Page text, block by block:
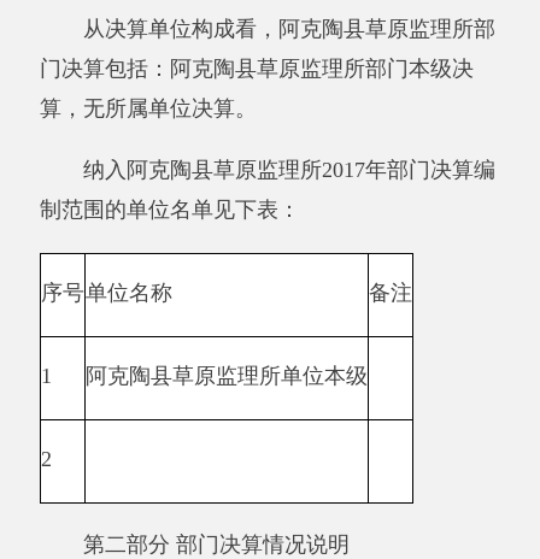
141.63万元，增长60.56%， 2017年度支出346.14
万元,与上年相比，增加112.28万元，增长
48.01%，企业2017年结余29.35万元，与上年相
纳牧民补助费和国家草原补偿费比去年增加以及
部分项目结余到2018年实施。
与预算相比情况。
188.06万元，决算比预算支出数增加158.08万
元，增加的原因：企业缴纳牧民补助费和国家草
原补偿费比去年增加。
其他有关说明内容：无。